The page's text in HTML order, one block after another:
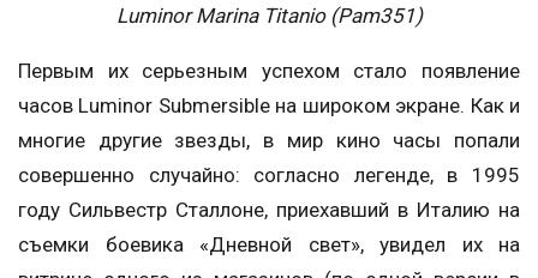
Luminor Marina Titanio (Pam351)
Первым их серьезным успехом стало появление
часов Luminor Submersible на широком экране. Как и
многие другие звезды, в мир кино часы попали
совершенно случайно: согласно легенде, в 1995
году Сильвестр Сталлоне, приехавший в Италию на
съемки боевика «Дневной свет», увидел их на